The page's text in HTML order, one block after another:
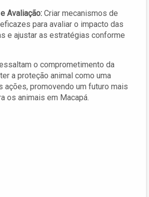
Avaliação: Criar mecanismos de
para avaliar o impacto das
e ajustar as estratégias conforme
o comprometimento da
a proteção animal como uma
ações, promovendo um futuro mais
os animais em Macapá.